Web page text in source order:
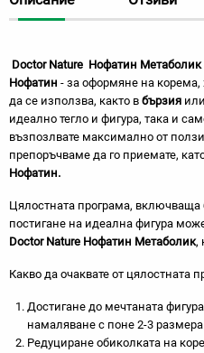
Doctor Nature Нофатин Метаболик
Нофатин - за оформяне на
да се използва, както в бързия или
идеално тегло и фигура, така и
възпозлвате максимално от
препоръчваме да го приемате,
Нофатин.
Цялостната програма,
постигане на идеална фигура
Doctor Nature Нофатин Метаболик,
Какво да очаквате от цялостната
Достигане до мечтаната
намаляване с поне 2-3
Редуциране обиколката на